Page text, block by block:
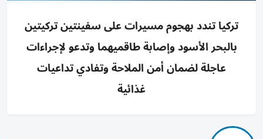
تركيا تندد بهجوم مسيرات على سفينتين تركيتين
بالبحر الأسود وإصابة طاقميهما وتدعو لإجراءات
عاجلة لضمان أمن الملاحة وتفادي تداعيات
غذائية